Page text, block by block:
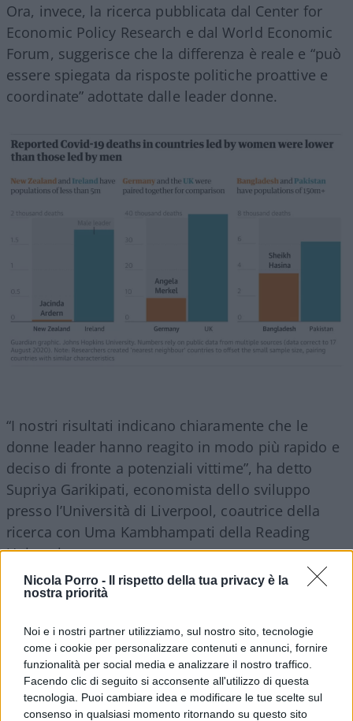
Nicola Porro -
Il rispetto della tua privacy è la
nostra priorità
Noi e i nostri partner utilizziamo, sul nostro sito, tecnologie
come i cookie per personalizzare contenuti e annunci, fornire
funzionalità per social media e analizzare il nostro traffico.
Facendo clic di seguito si acconsente all'utilizzo di questa
tecnologia. Puoi cambiare idea e modificare le tue scelte sul
consenso in qualsiasi momento ritornando su questo sito
Ora, invece, la ricerca pubblicata dal Center for
Economic Policy Research e dal World Economic
Forum, suggerisce che la differenza è reale e “può
essere spiegata da risposte politiche proattive e
coordinate” adottate dalle leader donne.
“I nostri risultati indicano chiaramente che le
donne leader hanno reagito in modo più rapido e
deciso di fronte a potenziali vittime”, ha detto
Supriya Garikipati, economista dello sviluppo
presso l’Università di Liverpool, coautrice della
ricerca con Uma Kambhampati della Reading
University.
“In quasi tutti i casi, le donne leader sono
circostanze simili. Sebbene ciò possa avere
implicazioni economiche a lungo termine, ha
sicuramente aiutato i loro paesi a salvare vite
umane, come dimostra il numero